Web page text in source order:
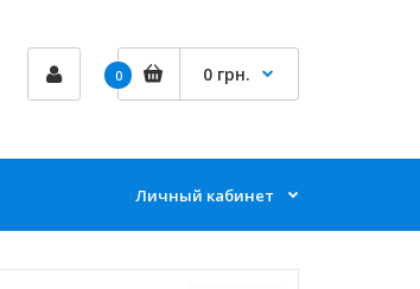
0 0 грн.
Личный кабинет